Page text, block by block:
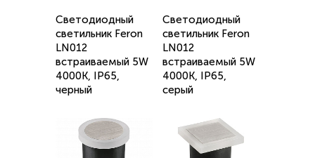
Светодиодный
светильник Feron
LN012
встраиваемый 5W
4000K, IP65,
черный
Светодиодный
светильник Feron
LN012
встраиваемый 5W
4000K, IP65,
серый